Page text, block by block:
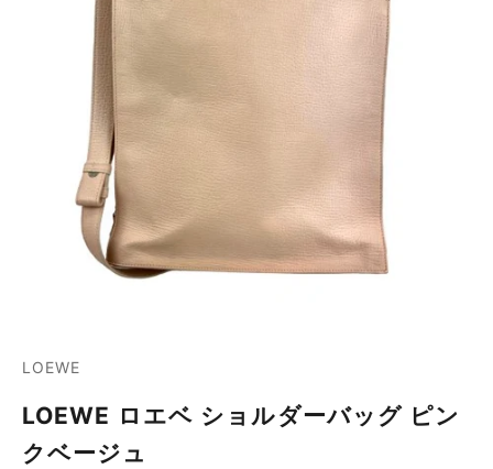
LOEWE
LOEWE ロエベ ショルダーバッグ ピン
クベージュ